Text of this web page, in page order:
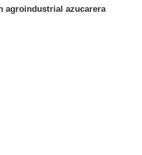
agroindustrial azucarera